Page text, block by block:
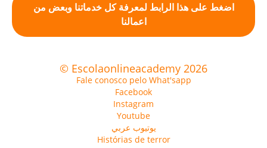
اضغط على هذا الرابط لمعرفة كل خدماتنا وبعض من
اعمالنا
© Escolaonlineacademy 2026
Fale conosco pelo What'sapp
Facebook
Instagram
Youtube
يوتيوب عربي
Histórias de terror